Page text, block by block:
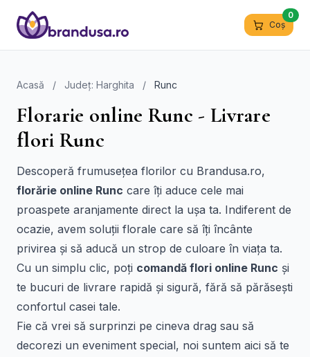
Coș
0
Acasă / Județ: Harghita / Runc
Florarie online Runc - Livrare
flori Runc
Descoperă frumusețea florilor cu Brandusa.ro,
florărie online Runc care îți aduce cele mai
proaspete aranjamente direct la ușa ta. Indiferent de
ocazie, avem soluții florale care să îți încânte
privirea și să aducă un strop de culoare în viața ta.
Cu un simplu clic, poți comandă flori online Runc și
te bucuri de livrare rapidă și sigură, fără să părăsești
confortul casei tale.
Fie că vrei să surprinzi pe cineva drag sau să
decorezi un eveniment special, noi suntem aici să te